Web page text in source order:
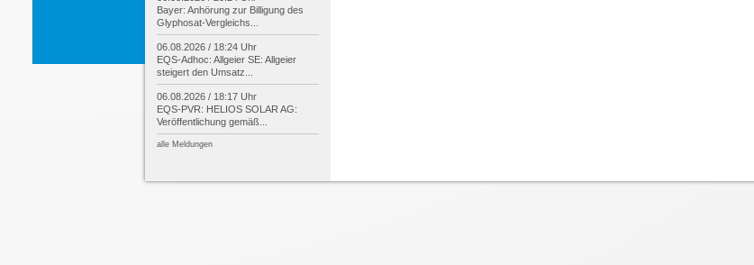
Bayer: Anhörung zur Billigung des
Glyphosat-Vergleichs...
06.08.2026 / 18:24 Uhr
EQS-Adhoc: Allgeier SE: Allgeier
steigert den Umsatz...
06.08.2026 / 18:17 Uhr
EQS-PVR: HELIOS SOLAR AG:
Veröffentlichung gemäß...
alle Meldungen